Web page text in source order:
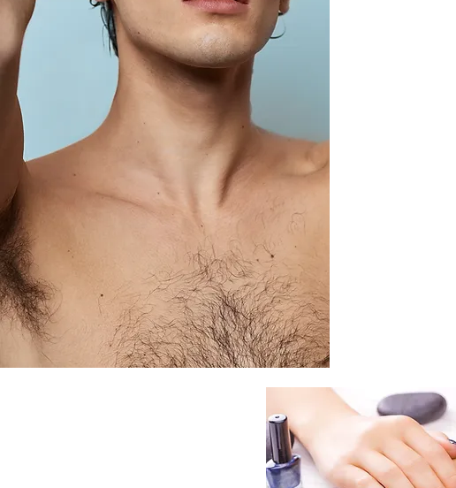
Манікюр та Педикюр